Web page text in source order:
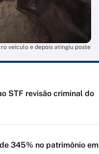
veículo e depois atingiu poste
STF revisão criminal do
345% no patrimônio em